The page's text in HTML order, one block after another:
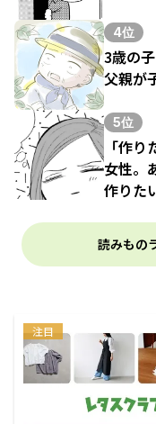
4位
3歳の
父親が
5位
「作
女性。
作りた
読みもの
注目